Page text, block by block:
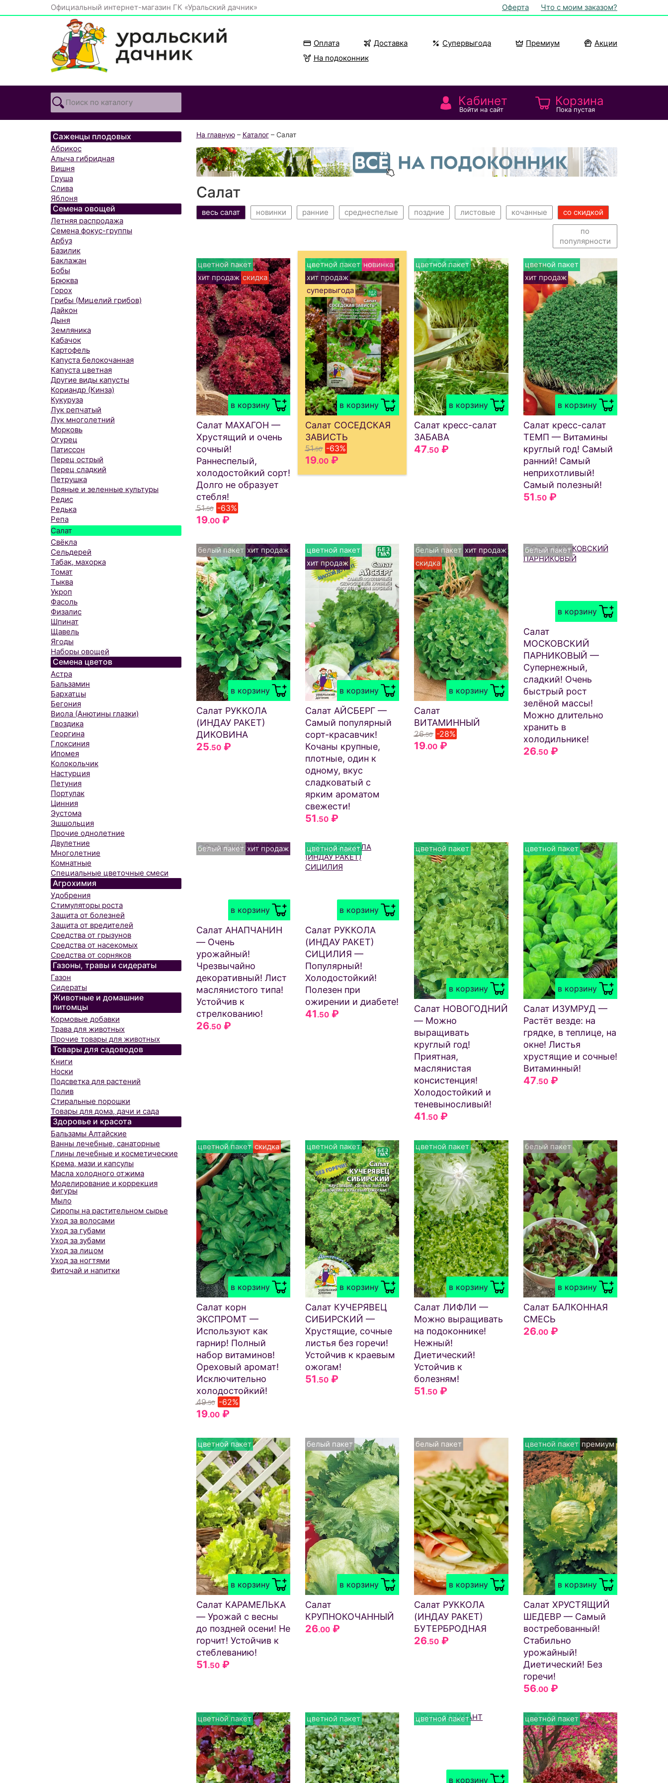
Официальный интернет-магазин ГК «Уральский дачник» Оферта Что с моим заказом?
Оплата Доставка Супервыгода Премиум
Акции
На подоконник
Кабинет
Войти на сайт
Корзина
Пока пустая
Саженцы плодовых
Абрикос
Алыча гибридная
Вишня
Груша
Слива
Яблоня
Семена овощей
Летняя распродажа
Семена фокус-группы
Арбуз
Базилик
Баклажан
Бобы
Брюква
Горох
Грибы (Мицелий грибов)
Дайкон
Дыня
Земляника
Кабачок
Картофель
Капуста белокочанная
Капуста цветная
Другие виды капусты
Кориандр (Кинза)
Кукуруза
Лук репчатый
Лук многолетний
Морковь
Огурец
Патиссон
Перец острый
Перец сладкий
Петрушка
Пряные и зеленные культуры
Редис
Редька
Репа
Салат
Свёкла
Сельдерей
Табак, махорка
Томат
Тыква
Укроп
Фасоль
Физалис
Шпинат
Щавель
Ягоды
Наборы овощей
Семена цветов
Астра
Бальзамин
Бархатцы
Бегония
Виола (Анютины глазки)
Гвоздика
Георгина
Глоксиния
Ипомея
Колокольчик
Настурция
Петуния
Портулак
Цинния
Эустома
Эшшольция
Прочие однолетние
Двулетние
Многолетние
Комнатные
Специальные цветочные смеси
Агрохимия
Удобрения
Стимуляторы роста
Защита от болезней
Защита от вредителей
Средства от грызунов
Средства от насекомых
Средства от сорняков
Газоны, травы и сидераты
Газон
Сидераты
Животные и домашние
питомцы
Кормовые добавки
Трава для животных
Прочие товары для животных
Товары для садоводов
Книги
Носки
Подсветка для растений
Полив
Стиральные порошки
Товары для дома, дачи и сада
Здоровье и красота
Бальзамы Алтайские
Ванны лечебные, санаторные
Глины лечебные и косметические
Крема, мази и капсулы
Масла холодного отжима
Моделирование и коррекция
фигуры
Мыло
Сиропы на растительном сырье
Уход за волосами
Уход за губами
Уход за зубами
Уход за лицом
Уход за ногтями
Фиточай и напитки
На главную– Каталог– Салат
Салат
весь салат новинки ранние среднеспелые поздние листовые кочанные
со скидкой
по
популярности
в корзину
цветной пакет
хит продаж скидка
Салат МАХАГОН —
Хрустящий и очень
сочный!
Раннеспелый,
холодостойкий сорт!
Долго не образует
стебля!
51.50 -63%
19.00₽
в корзину
цветной пакет новинка
хит продаж
супервыгода
Салат СОСЕДСКАЯ
ЗАВИСТЬ
51.50 -63%
19.00₽
в корзину
цветной пакет
Салат кресс-салат
ЗАБАВА
47.50 ₽
в корзину
цветной пакет
хит продаж
Салат кресс-салат
ТЕМП — Витамины
круглый год! Самый
ранний! Самый
неприхотливый!
Самый полезный!
51.50₽
в корзину
белый пакет хит продаж
Салат РУККОЛА
(ИНДАУ РАКЕТ)
ДИКОВИНА
25.50₽
в корзину
цветной пакет
хит продаж
Салат АЙСБЕРГ —
Самый популярный
сорт-красавчик!
Кочаны крупные,
плотные, один к
одному, вкус
сладковатый с
ярким ароматом
свежести!
51.50₽
в корзину
белый пакет хит продаж
скидка
Салат
ВИТАМИННЫЙ
26.50 -28%
19.00 ₽
в корзину
белый пакет
Салат
МОСКОВСКИЙ
ПАРНИКОВЫЙ —
Супернежный,
сладкий! Очень
быстрый рост
зелёной массы!
Можно длительно
хранить в
холодильнике!
26.50₽
в корзину
белый пакет хит продаж
Салат АНАПЧАНИН
— Очень
урожайный!
Чрезвычайно
декоративный! Лист
маслянистого типа!
Устойчив к
стрелкованию!
26.50₽
в корзину
цветной пакет
Салат РУККОЛА
(ИНДАУ РАКЕТ)
СИЦИЛИЯ —
Популярный!
Холодостойкий!
Полезен при
ожирении и диабете!
41.50₽
в корзину
цветной пакет
Салат НОВОГОДНИЙ
— Можно
выращивать
круглый год!
Приятная,
маслянистая
консистенция!
Холодостойкий и
теневыносливый!
41.50 ₽
в корзину
цветной пакет
Салат ИЗУМРУД —
Растёт везде: на
грядке, в теплице, на
окне! Листья
хрустящие и сочные!
Витаминный!
47.50₽
в корзину
цветной пакет скидка
Салат корн
ЭКСПРОМТ —
Используют как
гарнир! Полный
набор витаминов!
Ореховый аромат!
Исключительно
холодостойкий!
49.50 -62%
19.00₽
в корзину
цветной пакет
Салат КУЧЕРЯВЕЦ
СИБИРСКИЙ —
Хрустящие, сочные
листья без горечи!
Устойчив к краевым
ожогам!
51.50₽
в корзину
цветной пакет
Салат ЛИФЛИ —
Можно выращивать
на подоконнике!
Нежный!
Диетический!
Устойчив к
болезням!
51.50 ₽
в корзину
белый пакет
Салат БАЛКОННАЯ
СМЕСЬ
26.00₽
в корзину
цветной пакет
Салат КАРАМЕЛЬКА
— Урожай с весны
до поздней осени! Не
горчит! Устойчив к
стеблеванию!
51.50₽
в корзину
белый пакет
Салат
КРУПНОКОЧАННЫЙ
26.00₽
в корзину
белый пакет
Салат РУККОЛА
(ИНДАУ РАКЕТ)
БУТЕРБРОДНАЯ
26.50 ₽
в корзину
цветной пакет премиум
Салат ХРУСТЯЩИЙ
ШЕДЕВР — Самый
востребованный!
Стабильно
урожайный!
Диетический! Без
горечи!
56.00₽
цветной пакет цветной пакет
в корзину
цветной пакет цветной пакет